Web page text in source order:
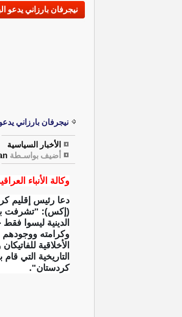
نيجرفان بارزاني يدعو
نيجرفان بارزاني يدعو
الأخبار السياسية
أضيف بواسـطة
وكالة الأنباء
دعا رئيس إقليم
(إكس): "تشرفت
الدينية ليسوا
وكرامته
الأخلاقية
التاريخية التي
كردستان".